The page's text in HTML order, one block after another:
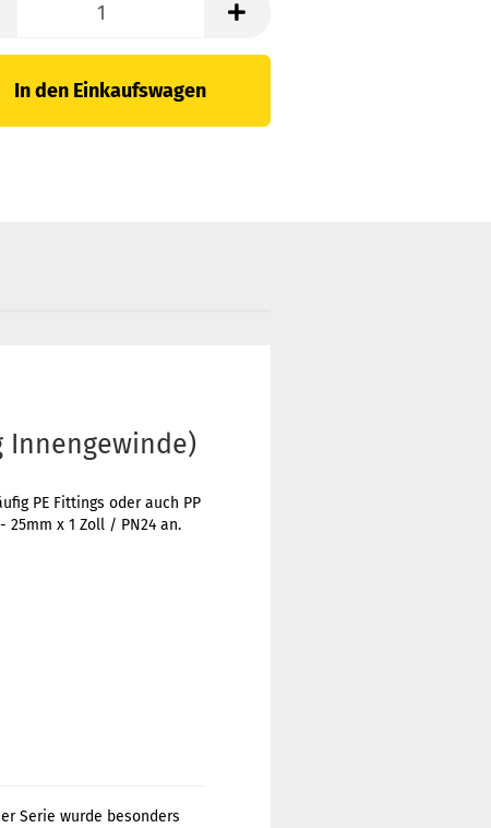
In den Einkaufswagen
Innengewinde)
PE Fittings oder auch PP
x 1 Zoll / PN24 an.
Serie wurde besonders